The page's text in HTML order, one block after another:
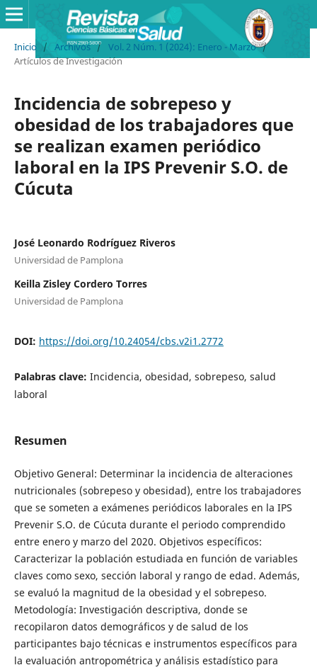
Inicio / Archivos / Vol. 2 Núm. 1 (2024): Enero - Marzo /
Artículos de Investigación
Incidencia de sobrepeso y
obesidad de los trabajadores que
se realizan examen periódico
laboral en la IPS Prevenir S.O. de
Cúcuta
José Leonardo Rodríguez Riveros
Universidad de Pamplona
Keilla Zisley Cordero Torres
Universidad de Pamplona
DOI: https://doi.org/10.24054/cbs.v2i1.2772
Palabras clave: Incidencia, obesidad, sobrepeso, salud
laboral
Resumen
Objetivo General: Determinar la incidencia de alteraciones
nutricionales (sobrepeso y obesidad), entre los trabajadores
que se someten a exámenes periódicos laborales en la IPS
Prevenir S.O. de Cúcuta durante el periodo comprendido
entre enero y marzo del 2020. Objetivos específicos:
Caracterizar la población estudiada en función de variables
claves como sexo, sección laboral y rango de edad. Además,
se evaluó la magnitud de la obesidad y el sobrepeso.
Metodología: Investigación descriptiva, donde se
recopilaron datos demográficos y de salud de los
participantes bajo técnicas e instrumentos específicos para
la evaluación antropométrica y análisis estadístico para